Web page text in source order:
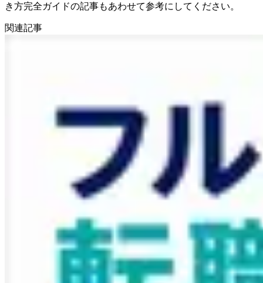
き方完全ガイドの記事もあわせて参考にしてください。
関連記事